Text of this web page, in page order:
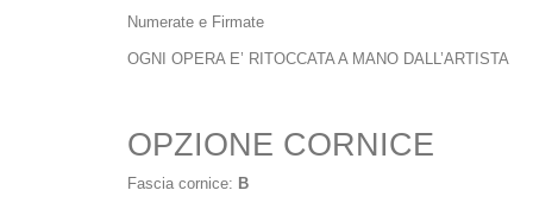
Numerate e Firmate
OGNI OPERA E’ RITOCCATA A MANO DALL’ARTISTA
OPZIONE CORNICE
Fascia cornice: B